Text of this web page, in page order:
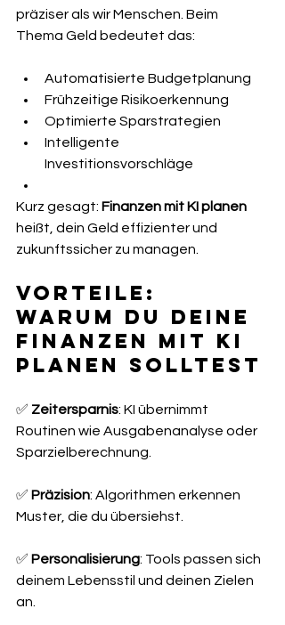
präziser als wir Menschen. Beim
Thema Geld bedeutet das:
Automatisierte Budgetplanung
Frühzeitige Risikoerkennung
Optimierte Sparstrategien
Intelligente
Investitionsvorschläge
Kurz gesagt: Finanzen mit KI planen
heißt, dein Geld effizienter und
zukunftssicher zu managen.
Vorteile:
Warum du deine
Finanzen mit KI
planen solltest
✅ Zeitersparnis: KI übernimmt
Routinen wie Ausgabenanalyse oder
Sparzielberechnung.
✅ Präzision: Algorithmen erkennen
Muster, die du übersiehst.
✅ Personalisierung: Tools passen sich
deinem Lebensstil und deinen Zielen
an.